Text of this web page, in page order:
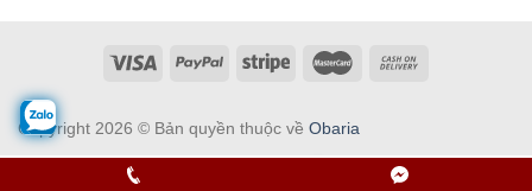
Copyright 2026 © Bản quyền thuộc về Obaria